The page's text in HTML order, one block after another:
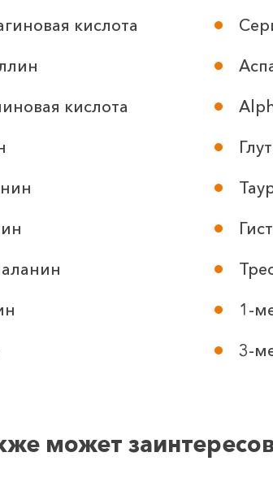
кислота
кислота
1-
3-
может